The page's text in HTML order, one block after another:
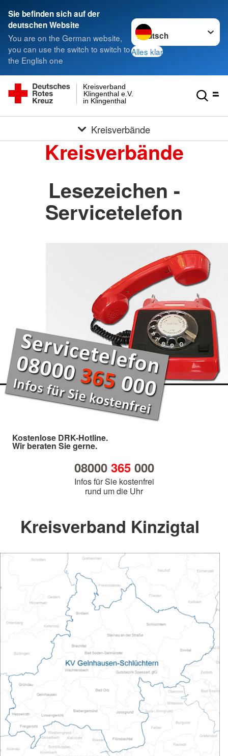
Sie befinden sich auf der
deutschen Website
You are on the German website,
you can use the switch to switch to
the English one
Sprache wechseln zu
Alles klar
in Klingenthal
Klingenthal e.V.
Kreisverband
Kreisverbände
Kreisverbände
Lesezeichen -
Servicetelefon
Kostenlose DRK-Hotline.
Wir beraten Sie gerne.
08000 365000
Infos für Sie kostenfrei
rund um die Uhr
Kreisverband Kinzigtal